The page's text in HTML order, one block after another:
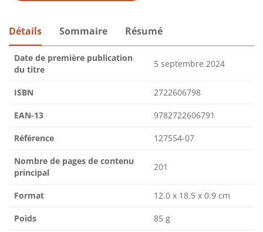
Détails Sommaire Résumé
Date de première publication
du titre
5 septembre 2024
ISBN 2722606798
EAN-13 9782722606791
Référence 127554-07
Nombre de pages de contenu
principal
201
Format 12.0 x 18.5 x 0.9 cm
Poids 85 g